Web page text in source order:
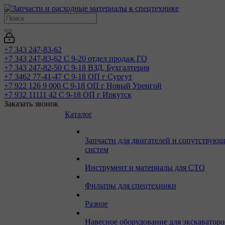
+7 343 247-83-62
+7 343 247-83-62 С 9-20 отдел продаж ГО
+7 343 247-82-50 С 9-18 ВЗД, Бухгалтерия
+7 3462 77-41-47 С 9-18 ОП г Сургут
+7 922 126 9 000 С 9-18 ОП г Новый Уренгой
+7 932 11111 42 С 9-18 ОП г Иркутск
Заказать звонок
Каталог
Запчасти для двигателей и
систем
Инструмент и материалы для СТО
Фильтры для спецтехники
Разное
Навесное оборудование для